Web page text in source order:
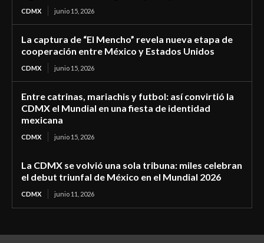
CDMX junio 15, 2026
La captura de “El Mencho” revela nueva etapa de
cooperación entre México y Estados Unidos
CDMX junio 15, 2026
Entre catrinas, mariachis y futbol: así convirtió la
CDMX el Mundial en una fiesta de identidad
mexicana
CDMX junio 15, 2026
La CDMX se volvió una sola tribuna: miles celebran
el debut triunfal de México en el Mundial 2026
CDMX junio 11, 2026